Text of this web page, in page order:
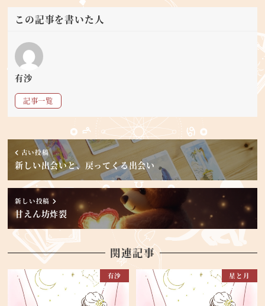
この記事を書いた人
有沙
記事一覧
古い投稿
新しい出会いと、戻ってくる出会い
新しい投稿
甘えん坊炸裂
関連記事
有沙 星と月